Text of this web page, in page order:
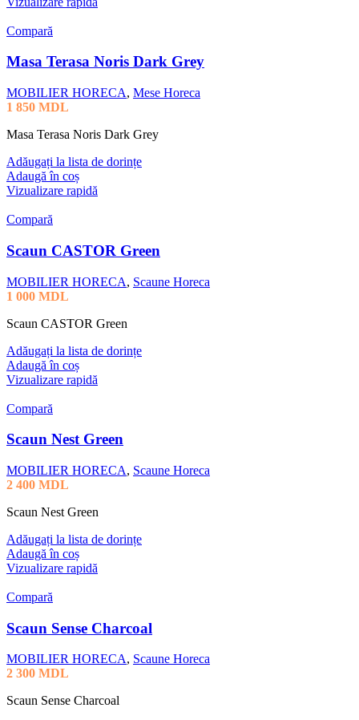
Compară
Masa Terasa Noris Dark Grey
MOBILIER HORECA, Mese Horeca
1 850 MDL
Masa Terasa Noris Dark Grey
Adăugați la lista de dorințe
Adaugă în coș
Vizualizare rapidă
Compară
Scaun CASTOR Green
MOBILIER HORECA, Scaune Horeca
1 000 MDL
Scaun CASTOR Green
Adăugați la lista de dorințe
Adaugă în coș
Vizualizare rapidă
Compară
Scaun Nest Green
MOBILIER HORECA, Scaune Horeca
2 400 MDL
Scaun Nest Green
Adăugați la lista de dorințe
Adaugă în coș
Vizualizare rapidă
Compară
Scaun Sense Charcoal
MOBILIER HORECA, Scaune Horeca
2 300 MDL
Scaun Sense Charcoal